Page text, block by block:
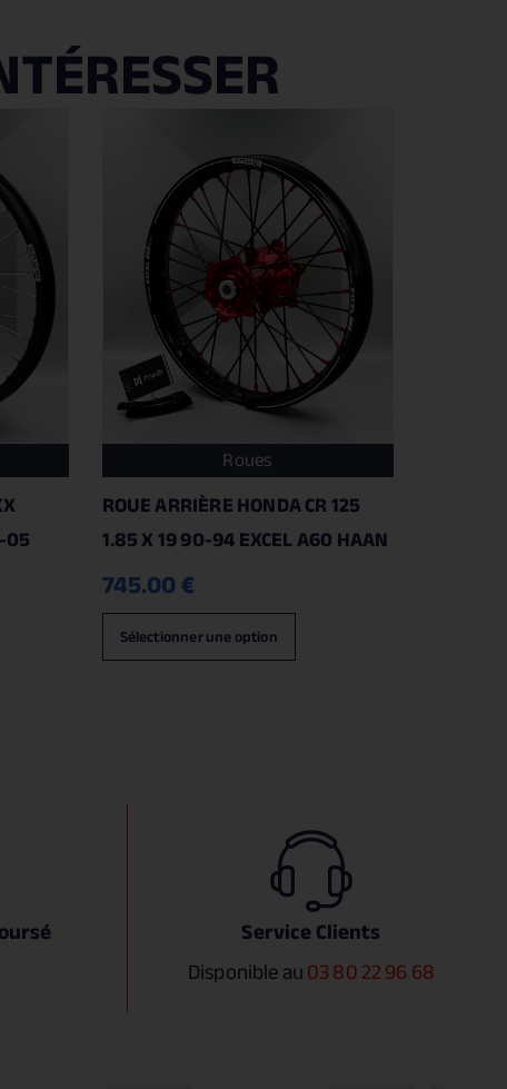
05
Roues
ROUE ARRIÈRE HONDA CR 125
1.85 X 19 90-94 EXCEL A60 HAAN
745.00€
Sélectionner une option
Service Clients
Disponible au03 80 22 96 68